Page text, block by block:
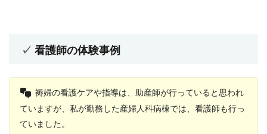
看護師の体験事例
褥婦の看護ケアや指導は、助産師が行っていると思われ
ていますが、私が勤務した産婦人科病棟では、看護師も行っ
ていました。